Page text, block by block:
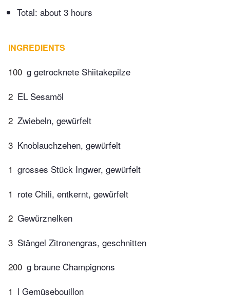
Total: about 3 hours
INGREDIENTS
100 g getrocknete Shiitakepilze
2 EL Sesamöl
2 Zwiebeln, gewürfelt
3 Knoblauchzehen, gewürfelt
1 grosses Stück Ingwer, gewürfelt
1 rote Chili, entkernt, gewürfelt
2 Gewürznelken
3 Stängel Zitronengras, geschnitten
200 g braune Champignons
1 l Gemüsebouillon